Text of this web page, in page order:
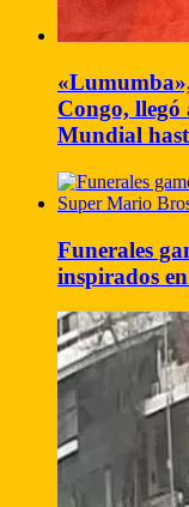
Congo, llegó
Mundial
Funerales
inspirados